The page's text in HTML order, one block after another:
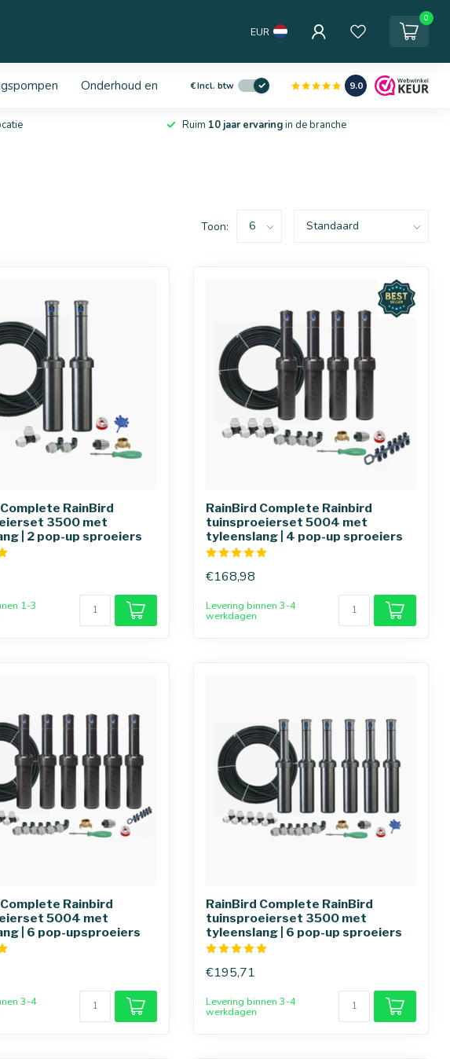
EUR
0
Onderhoud en service
€Incl. btw 9.0
Ruim 10 jaar ervaringin de branche
Toon:
RainBird
3500 met
| 2 pop-up sproeiers
1-3
RainBird Complete Rainbird
tuinsproeierset 5004 met
tyleenslang | 4 pop-up sproeiers
€168,98
Levering binnen 3-4
werkdagen
Rainbird
5004 met
| 6 pop-upsproeiers
3-4
RainBird Complete RainBird
tuinsproeierset 3500 met
tyleenslang | 6 pop-up sproeiers
€195,71
Levering binnen 3-4
werkdagen